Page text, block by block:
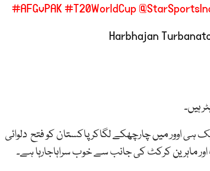
#AFGvPAK#T20WorldCup
ہیں۔
اوور میں چارچھکے لگاکرپاکستان کو فتح دلوائی
ماہرین کرکٹ کی جانب سے خوب سراہاجارہا ہے۔